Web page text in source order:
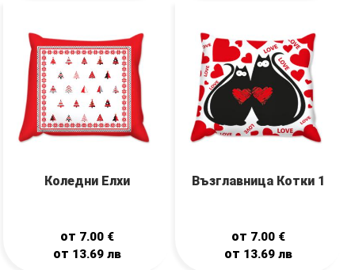
Коледни Елхи
от 7.00 €
от 13.69 лв
Възглавница Котки 1
от 7.00 €
от 13.69лв